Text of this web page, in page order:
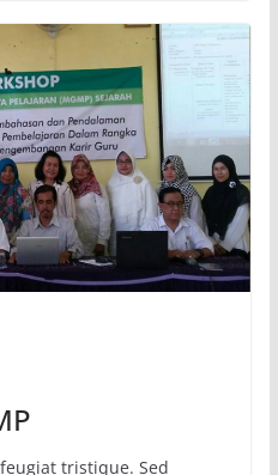
tristique. Sed